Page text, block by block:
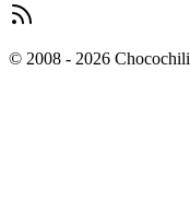
© 2008 - 2026 Chocochili